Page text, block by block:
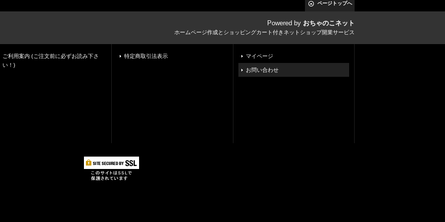
ページトップへ
Powered by おちゃのこネット
ホームページ作成とショッピングカート付きネットショップ開業サービス
ご利用案内 (ご注文前に必ずお読み下さ
い！)
特定商取引法表示 マイページ
お問い合わせ